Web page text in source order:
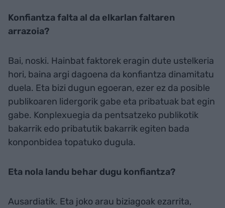
Konfiantza falta al da elkarlan faltaren
arrazoia?
Bai, noski. Hainbat faktorek eragin dute ustelkeria
hori, baina argi dagoena da konfiantza dinamitatu
duela. Eta bizi dugun egoeran, ezer ez da posible
publikoaren lidergorik gabe eta pribatuak bat egin
gabe. Konplexuegia da pentsatzeko publikotik
bakarrik edo pribatutik bakarrik egiten bada
konponbidea topatuko dugula.
Eta nola landu behar dugu konfiantza?
Ausardiatik. Eta joko arau biziagoak ezarrita,